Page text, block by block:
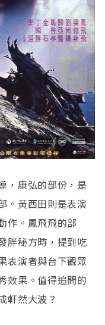
，康弘的部份，是
。黃西田則是表演
作。鳳飛飛的部
胖秘方時，提到吃
表演者與台下觀眾
效果。值得追問的
軒然大波？